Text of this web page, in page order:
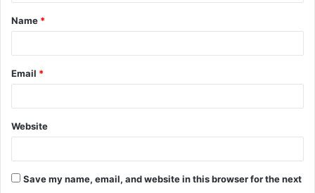
*
Name *
Email *
Website
Save my name, email, and website in this browser for the next